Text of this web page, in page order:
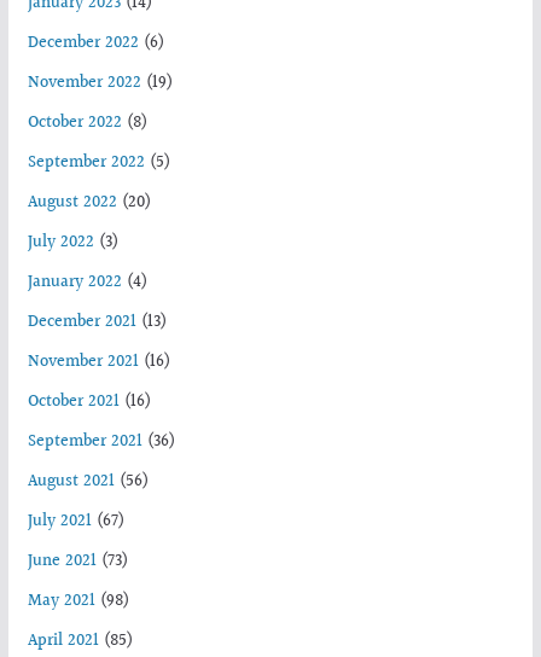
December 2022 (6)
November 2022 (19)
October 2022 (8)
September 2022 (5)
August 2022 (20)
July 2022 (3)
January 2022 (4)
December 2021(13)
November 2021(16)
October 2021(16)
September 2021(36)
August 2021(56)
July 2021(67)
June 2021(73)
May 2021(98)
April 2021(85)